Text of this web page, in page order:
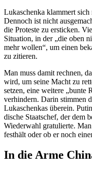
Lukaschenka klammert
Dennoch ist nicht
die Proteste zu ersticken.
Situation, in der „die oben
mehr wollen“, um einen
zu zitieren.
Man muss damit rechnen,
wird, um seine Macht zu
setzen, eine weitere „bunte
verhindern. Darin stimmen
Lukaschenkas überein.
dische Staatschef, der dem
Wiederwahl gratu­lierte.
festhält oder ob er noch
In die Arme